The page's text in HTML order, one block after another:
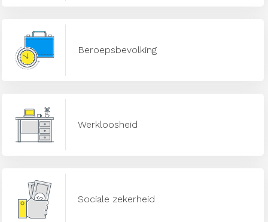
Beroepsbevolking
Werkloosheid
Sociale zekerheid